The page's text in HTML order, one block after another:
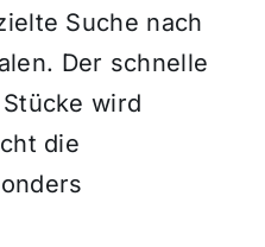
Suche nach
Der schnelle
wird
die